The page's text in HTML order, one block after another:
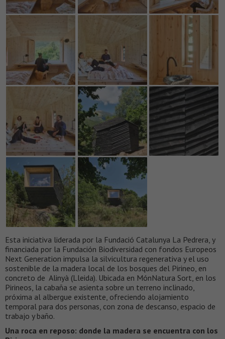
Esta iniciativa liderada por la Fundació Catalunya La Pedrera, y
financiada por la Fundación Biodiversidad con fondos Europeos
Next Generation impulsa la silvicultura regenerativa y el uso
sostenible de la madera local de los bosques del Pirineo, en
concreto de Alinyà (Lleida). Ubicada en MónNatura Sort, en los
Pirineos, la cabaña se asienta sobre un terreno inclinado,
próxima al albergue existente, ofreciendo alojamiento
temporal para dos personas, con zona de descanso, espacio de
trabajo y baño.
Una roca en reposo: donde la madera se encuentra con los